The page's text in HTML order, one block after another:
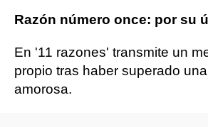
Razón número once: por su
En '11 razones' transmite un
propio tras haber superado
amorosa.